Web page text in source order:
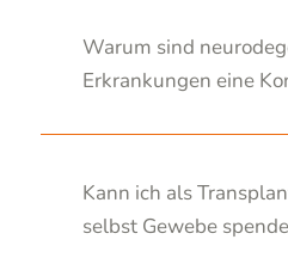
Warum sind
Erkrankungen eine
Kann ich als
selbst Gewebe